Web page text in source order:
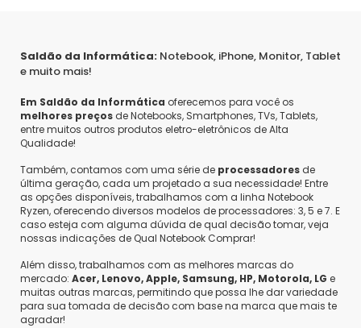
Saldão da Informática: Notebook, iPhone, Monitor, Tablet
e muito mais!
Em Saldão da Informática oferecemos para você os
melhores preços de Notebooks, Smartphones, TVs, Tablets,
entre muitos outros produtos eletro-eletrônicos de Alta
Qualidade!
Também, contamos com uma série de processadores de
última geração, cada um projetado a sua necessidade! Entre
as opções disponíveis, trabalhamos com a linha Notebook
Ryzen, oferecendo diversos modelos de processadores: 3, 5 e 7. E
caso esteja com alguma dúvida de qual decisão tomar, veja
nossas indicações de Qual Notebook Comprar!
Além disso, trabalhamos com as melhores marcas do
mercado: Acer, Lenovo, Apple, Samsung, HP, Motorola, LG e
muitas outras marcas, permitindo que possa lhe dar variedade
para sua tomada de decisão com base na marca que mais te
agradar!